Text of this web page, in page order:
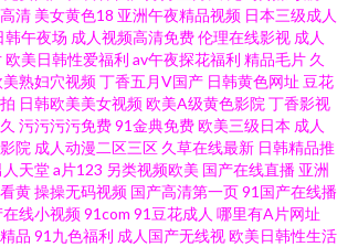
网在线观看 91看国产导航 玖玖一剧情 91精品国 天
视频在线看 91免费国 人人摸人人爽 国产福利手机在
免费站 男人的天堂网色 91学生秘片黄在线观网站 亚
只 91久久久 老熟女自慰 九九在线热播新地址 91福
清 美女黄色18 亚洲午夜精品视频 日本三级成人
韩午夜场 成人视频高清免费伦理在线影视 成人
欧美日韩性爱福利 av午夜探花福利 精品毛片 久
美熟妇穴视频丁香五月V国产 日韩黄色网址 豆花
日韩欧美美女视频欧美A级黄色影院 丁香影视
污污污污免费91金典免费欧美三级日本 成人
院 成人动漫二区三区 久草在线最新 日韩精品推
人天堂a片123 另类视频欧美 国产在线直播 亚洲
黄操操无码视频 国产高清第一页91国产在线播
在线小视频91com 91豆花成人 哪里有A片网址
品 91九色福利 成人国产无线视欧美日韩性生活